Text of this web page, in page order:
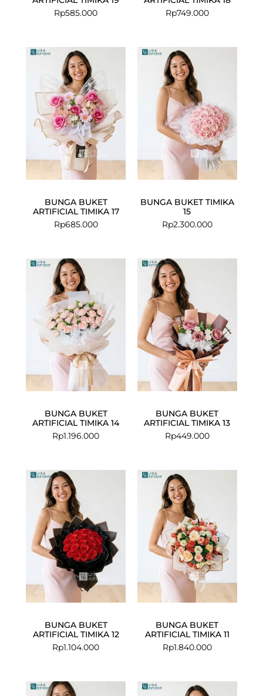
Rp585.000
Rp749.000
BUNGA BUKET
ARTIFICIAL TIMIKA 17
Rp685.000
BUNGA BUKET TIMIKA
15
Rp2.300.000
BUNGA BUKET
ARTIFICIAL TIMIKA 14
Rp1.196.000
BUNGA BUKET
ARTIFICIAL TIMIKA 13
Rp449.000
BUNGA BUKET
ARTIFICIAL TIMIKA 12
Rp1.104.000
BUNGA BUKET
ARTIFICIAL TIMIKA 11
Rp1.840.000